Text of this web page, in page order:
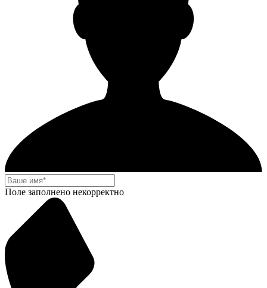
Поле заполнено некорректно